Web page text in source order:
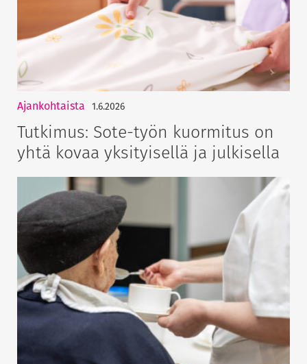
Ajankohtaista 1.6.2026
Tutkimus: Sote-työn kuormitus on
yhtä kovaa yksityisellä ja julkisella